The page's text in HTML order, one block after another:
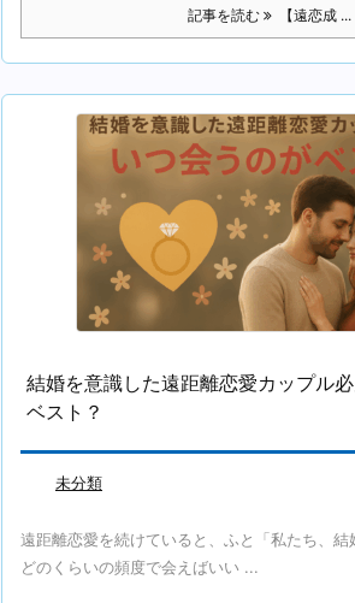
記事を読む 【遠恋成 ...
結婚を意識した遠距離恋愛カップル
ベスト？
未分類
遠距離恋愛を続けていると、ふと「私たち、結
どのくらいの頻度で会えばいい ...